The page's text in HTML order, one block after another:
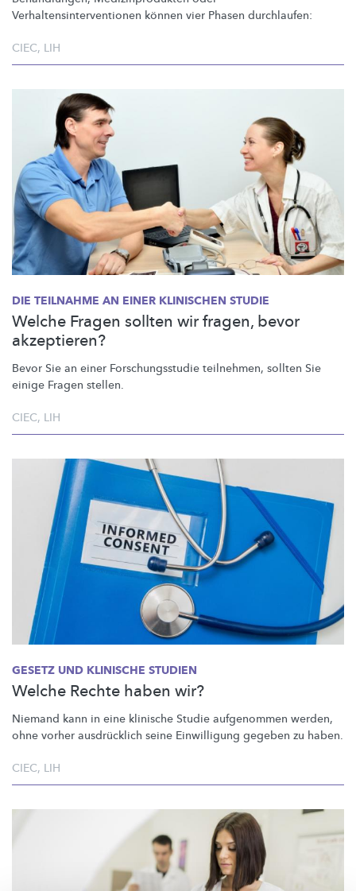
Verhaltensinterventionen können vier Phasen durchlaufen:
CIEC, LIH
DIE TEILNAHME AN EINER KLINISCHEN STUDIE
Welche Fragen sollten wir fragen, bevor
akzeptieren?
Bevor Sie an einer Forschungsstudie teilnehmen, sollten Sie
einige Fragen stellen.
CIEC, LIH
GESETZ UND KLINISCHE STUDIEN
Welche Rechte haben wir?
Niemand kann in eine klinische Studie aufgenommen werden,
ohne vorher ausdrücklich seine Einwilligung gegeben zu haben.
CIEC, LIH